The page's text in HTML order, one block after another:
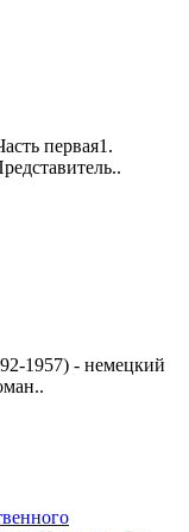
первая1.
1957) - немецкий